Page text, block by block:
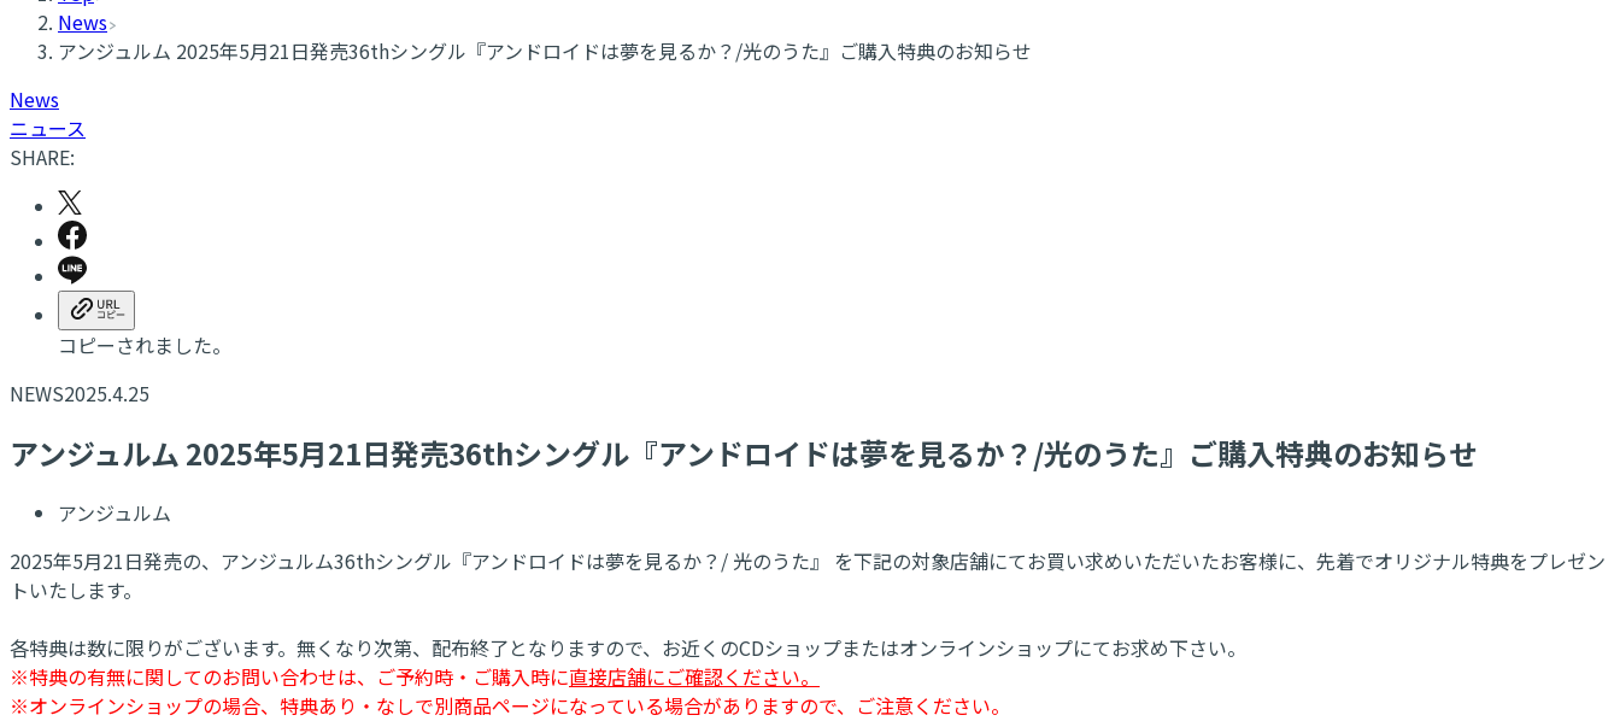
News
アンジュルム 2025年5月21日発売36thシングル『アンドロイドは夢を見るか？/光のうた』ご購入特典のお知らせ
News
ニュース
SHARE:
コピーされました。
NEWS2025.4.25
アンジュルム 2025年5月21日発売36thシングル『アンドロイドは夢を見るか？/光のうた』ご購入特典のお知らせ
アンジュルム
2025年5月21日発売の、アンジュルム36thシングル『アンドロイドは夢を見るか？/ 光のうた』 を下記の対象店舗にてお買い求めいただいたお客様に、先着でオリジナル特典をプレゼン
トいたします。
各特典は数に限りがございます。無くなり次第、配布終了となりますので、お近くのCDショップまたはオンラインショップにてお求め下さい。
※特典の有無に関してのお問い合わせは、ご予約時・ご購入時に直接店舗にご確認ください。
※オンラインショップの場合、特典あり・なしで別商品ページになっている場合がありますので、ご注意ください。